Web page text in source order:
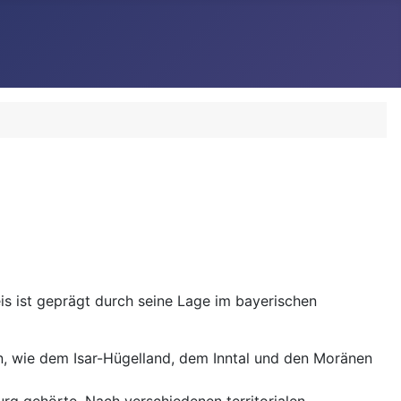
ist geprägt durch seine Lage im bayerischen
dem Isar-Hügelland, dem Inntal und den Moränen